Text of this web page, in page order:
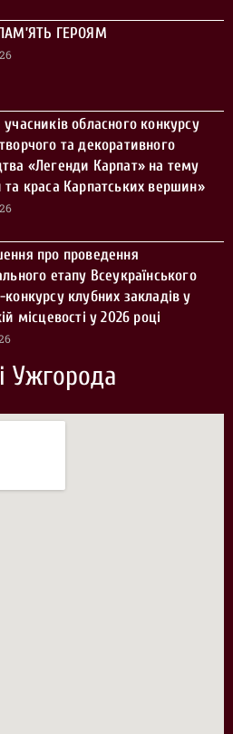
ГЕРОЯМ
обласного конкурсу
та декоративного
«Легенди Карпат» на тему
та краса Карпатських вершин»
про проведення
етапу Всеукраїнського
конкурсу клубних закладів у
місцевості у 2026 році
Ужгорода